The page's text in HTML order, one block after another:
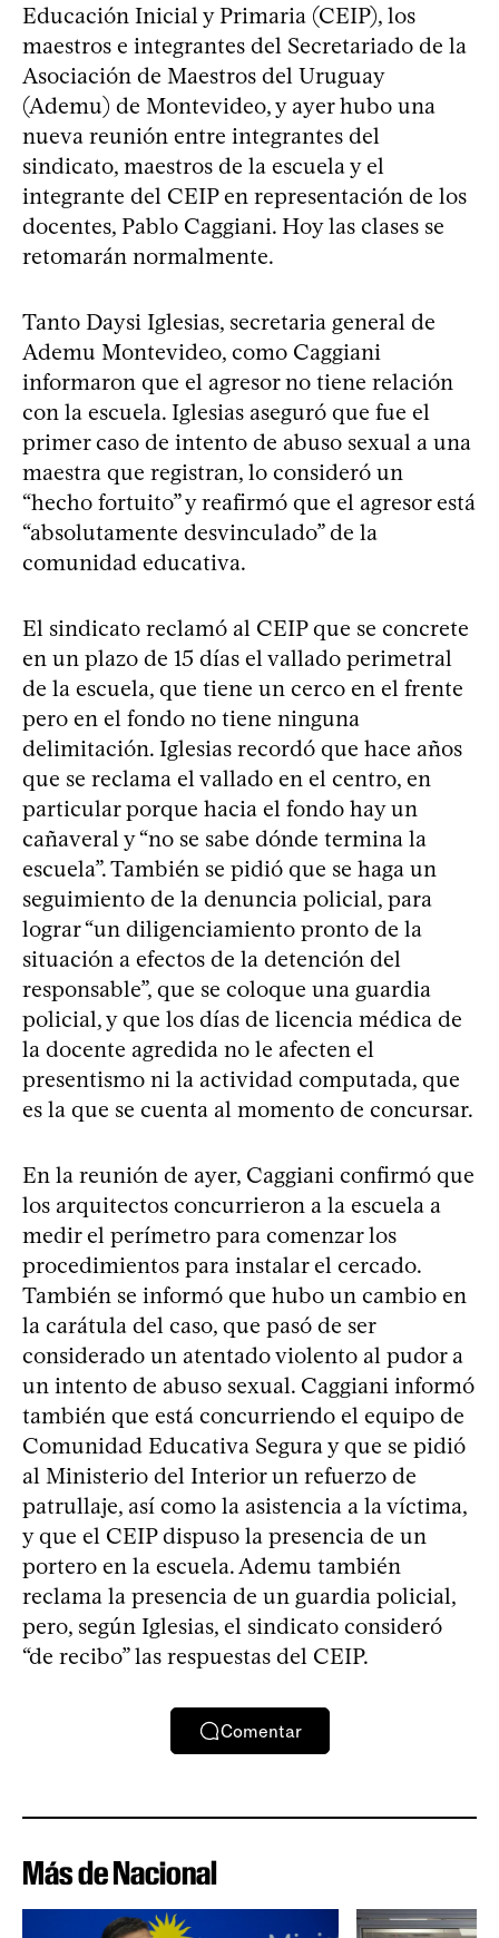
Educación Inicial y Primaria (CEIP), los
maestros e integrantes del Secretariado de la
Asociación de Maestros del Uruguay
(Ademu) de Montevideo, y ayer hubo una
nueva reunión entre integrantes del
sindicato, maestros de la escuela y el
integrante del CEIP en representación de los
docentes, Pablo Caggiani. Hoy las clases se
retomarán normalmente.
Tanto Daysi Iglesias, secretaria general de
Ademu Montevideo, como Caggiani
informaron que el agresor no tiene relación
con la escuela. Iglesias aseguró que fue el
primer caso de intento de abuso sexual a una
maestra que registran, lo consideró un
“hecho fortuito” y reafirmó que el agresor está
“absolutamente desvinculado” de la
comunidad educativa.
El sindicato reclamó al CEIP que se concrete
en un plazo de 15 días el vallado perimetral
de la escuela, que tiene un cerco en el frente
pero en el fondo no tiene ninguna
delimitación. Iglesias recordó que hace años
que se reclama el vallado en el centro, en
particular porque hacia el fondo hay un
cañaveral y “no se sabe dónde termina la
escuela”. También se pidió que se haga un
seguimiento de la denuncia policial, para
lograr “un diligenciamiento pronto de la
situación a efectos de la detención del
responsable”, que se coloque una guardia
policial, y que los días de licencia médica de
la docente agredida no le afecten el
presentismo ni la actividad computada, que
es la que se cuenta al momento de concursar.
En la reunión de ayer, Caggiani confirmó que
los arquitectos concurrieron a la escuela a
medir el perímetro para comenzar los
procedimientos para instalar el cercado.
También se informó que hubo un cambio en
la carátula del caso, que pasó de ser
considerado un atentado violento al pudor a
un intento de abuso sexual. Caggiani informó
también que está concurriendo el equipo de
Comunidad Educativa Segura y que se pidió
al Ministerio del Interior un refuerzo de
patrullaje, así como la asistencia a la víctima,
y que el CEIP dispuso la presencia de un
portero en la escuela. Ademu también
reclama la presencia de un guardia policial,
pero, según Iglesias, el sindicato consideró
“de recibo” las respuestas del CEIP.
Comentar
Más de Nacional